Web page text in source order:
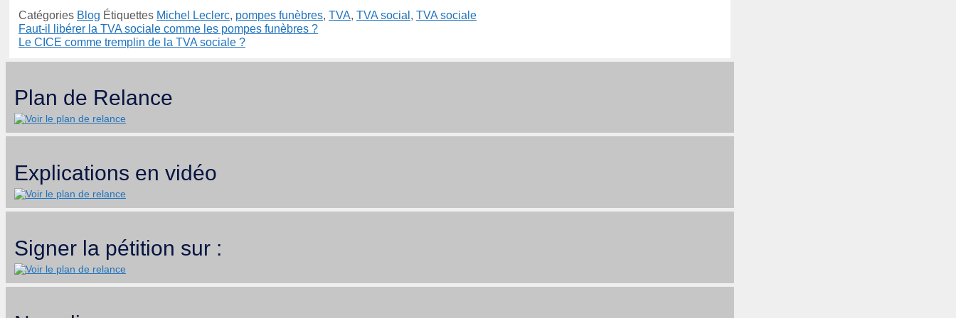
Catégories Blog Étiquettes Michel Leclerc, pompes funèbres, TVA, TVA social , TVA sociale
Faut-il libérer la TVA sociale comme les pompes funèbres ?
Le CICE comme tremplin de la TVA sociale ?
Plan de Relance
Explications en vidéo
Signer la pétition sur :